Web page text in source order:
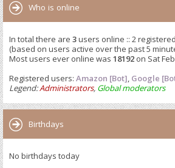
e
t
p
s
t
e
l
a
t
e
t
Who is online
In total there are 3users online :: 2
(based on users active over the past 5
Most users ever online was 18192 on Sat
Registered users: Amazon [Bot], Google
Legend:Administrators, Global moderators
Birthdays
No birthdays today